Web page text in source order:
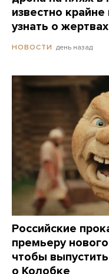
известно
узнать о
НОВОСТИ день назад
Российские
премьеру
чтобы
о Колобке